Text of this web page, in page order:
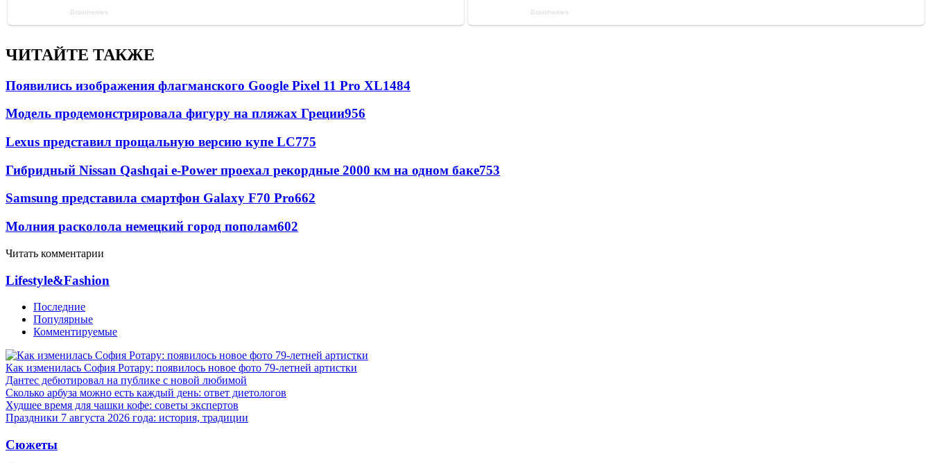
ЧИТАЙТЕ ТАКЖЕ
Появились изображения флагманского Google Pixel 11 Pro XL1484
Модель продемонстрировала фигуру на пляжах Греции956
Lexus представил прощальную версию купе LC775
Гибридный Nissan Qashqai e-Power проехал рекордные 2000 км на одном баке753
Samsung представила смартфон Galaxy F70 Pro662
Молния расколола немецкий город пополам602
Читать комментарии
Lifestyle&Fashion
Последние
Популярные
Комментируемые
Как изменилась София Ротару: появилось новое фото 79-летней артистки
Дантес дебютировал на публике с новой любимой
Сколько арбуза можно есть каждый день: ответ диетологов
Худшее время для чашки кофе: советы экспертов
Праздники 7 августа 2026 года: история, традиции
Сюжеты